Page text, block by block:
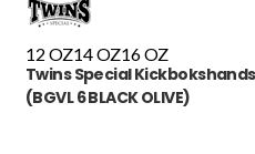
12 OZ14 OZ16 OZ
Twins Special
(BGVL 6 BLACK OLIVE)